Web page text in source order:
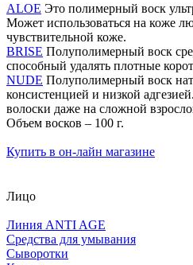
ALOE Это полимерный воск
Может использоваться на коже
чувствительной коже.
BRISE Полуполимерный воск
способный удалять плотные
NUDE Полуполимерный воск
консистенцией и низкой
волоски даже на сложной
Объем восков – 100 г.
Купить в он-лайн магазине
Лицо
Линия ANTI AGE
Средства для умывания
Сыворотки